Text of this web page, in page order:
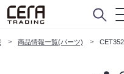
商品情報一覧(パーツ)